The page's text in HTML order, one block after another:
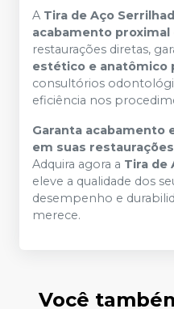
A Tira de Aço
acabamento
restaurações diretas,
estético e anatômico
consultórios
eficiência nos
Garanta acabamento
em suas
Adquira agora a Tira de
eleve a qualidade dos
desempenho e
merece.
Você